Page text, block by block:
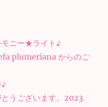
ニー★ライト♪
plumeriana からのご
うございます。2023